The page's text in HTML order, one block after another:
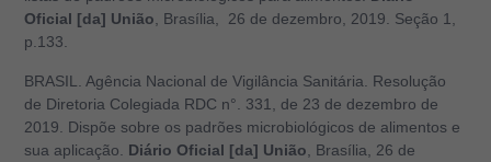
Oficial [da] União, Brasília, 26 de dezembro, 2019. Seção 1,
p.133.
BRASIL. Agência Nacional de Vigilância Sanitária. Resolução
de Diretoria Colegiada RDC n°. 331, de 23 de dezembro de
2019. Dispõe sobre os padrões microbiológicos de alimentos e
sua aplicação. Diário Oficial [da] União , Brasília, 26 de